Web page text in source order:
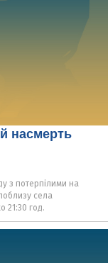
насмерть
з потерпілими на
села
21:30 год.